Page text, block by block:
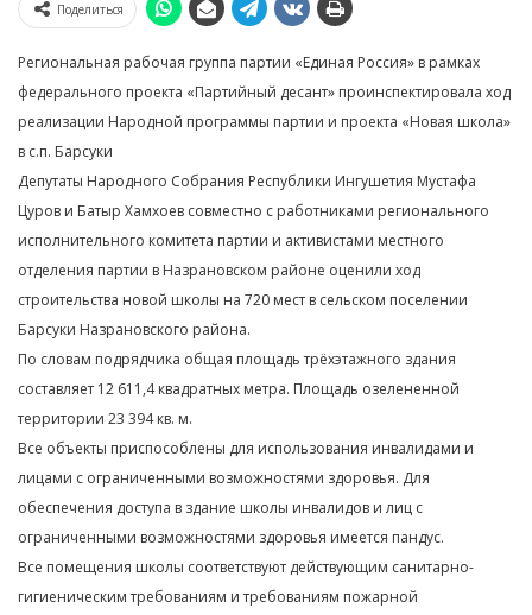
Поделиться
Региональная рабочая группа партии «Единая Россия» в рамках
федерального проекта «Партийный десант» проинспектировала ход
реализации Народной программы партии и проекта «Новая школа»
в с.п. Барсуки
Депутаты Народного Собрания Республики Ингушетия Мустафа
Цуров и Батыр Хамхоев совместно с работниками регионального
исполнительного комитета партии и активистами местного
отделения партии в Назрановском районе оценили ход
строительства новой школы на 720 мест в сельском поселении
Барсуки Назрановского района.
По словам подрядчика общая площадь трёхэтажного здания
составляет 12 611,4 квадратных метра. Площадь озелененной
территории 23 394 кв. м.
Все объекты приспособлены для использования инвалидами и
лицами с ограниченными возможностями здоровья. Для
обеспечения доступа в здание школы инвалидов и лиц с
ограниченными возможностями здоровья имеется пандус.
Все помещения школы соответствуют действующим санитарно-
гигиеническим требованиям и требованиям пожарной